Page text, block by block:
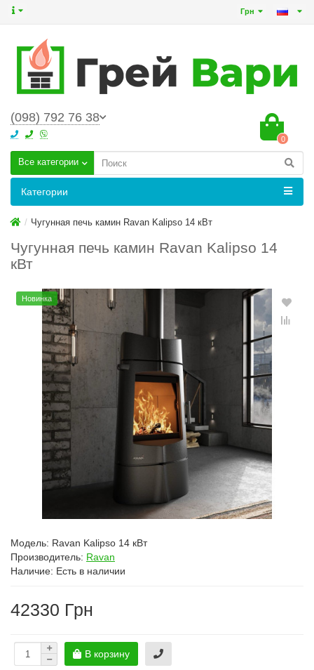
Грн
(098) 792 76 38
0
Все категории
Категории
Чугунная печь камин Ravan Kalipso 14 кВт
Чугунная печь камин Ravan Kalipso 14
кВт
Новинка
Модель: Ravan Kalipso 14 кВт
Производитель: Ravan
Наличие: Есть в наличии
42330 Грн
В корзину